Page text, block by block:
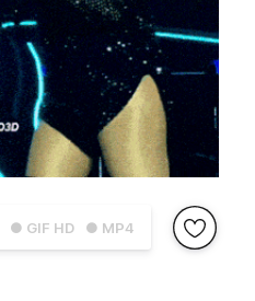
● GIF HD ● MP4